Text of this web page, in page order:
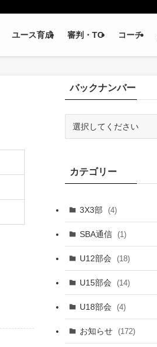
ユース育成 審判・TO コーチ
バックナンバー
カテゴリー
3X3部 (4)
SBA通信 (1)
U12部会 (18)
U15部会 (14)
U18部会 (4)
お知らせ (172)